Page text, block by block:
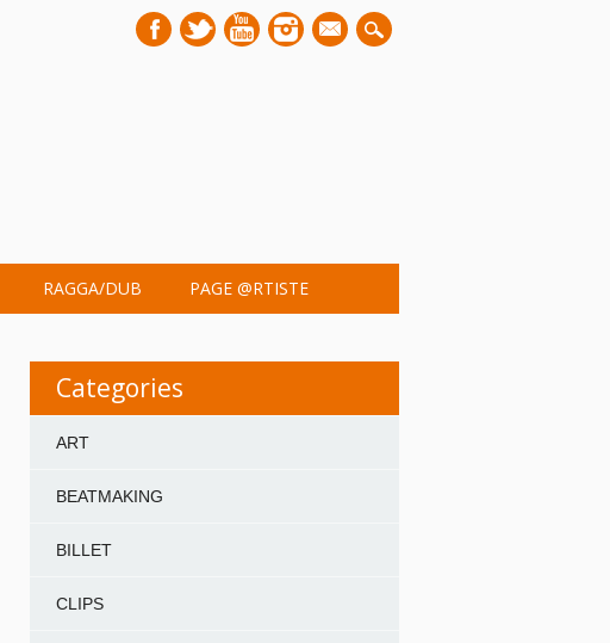
mail
RAGGA/DUB PAGE @RTISTE
Categories
ART
BEATMAKING
BILLET
CLIPS